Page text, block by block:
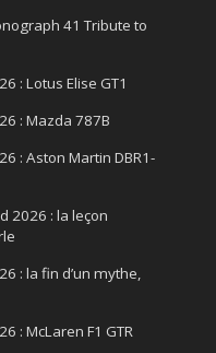
41 Tribute to
: Lotus Elise GT1
: Mazda 787B
: Aston Martin DBR1-
2026 : la leçon
: la fin d’un mythe,
: McLaren F1 GTR